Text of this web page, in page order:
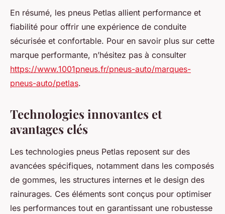
En résumé, les pneus Petlas allient performance et
fiabilité pour offrir une expérience de conduite
sécurisée et confortable. Pour en savoir plus sur cette
marque performante, n’hésitez pas à consulter
https://www.1001pneus.fr/pneus-auto/marques-
pneus-auto/petlas.
Technologies innovantes et
avantages clés
Les technologies pneus Petlas reposent sur des
avancées spécifiques, notamment dans les composés
de gommes, les structures internes et le design des
rainurages. Ces éléments sont conçus pour optimiser
les performances tout en garantissant une robustesse